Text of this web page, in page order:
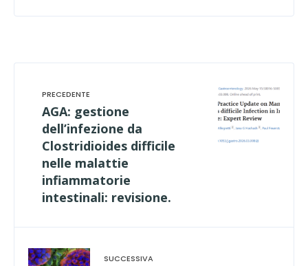
AGA: gestione
dell’infezione da
Clostridioides difficile
nelle malattie
infiammatorie
intestinali: revisione.